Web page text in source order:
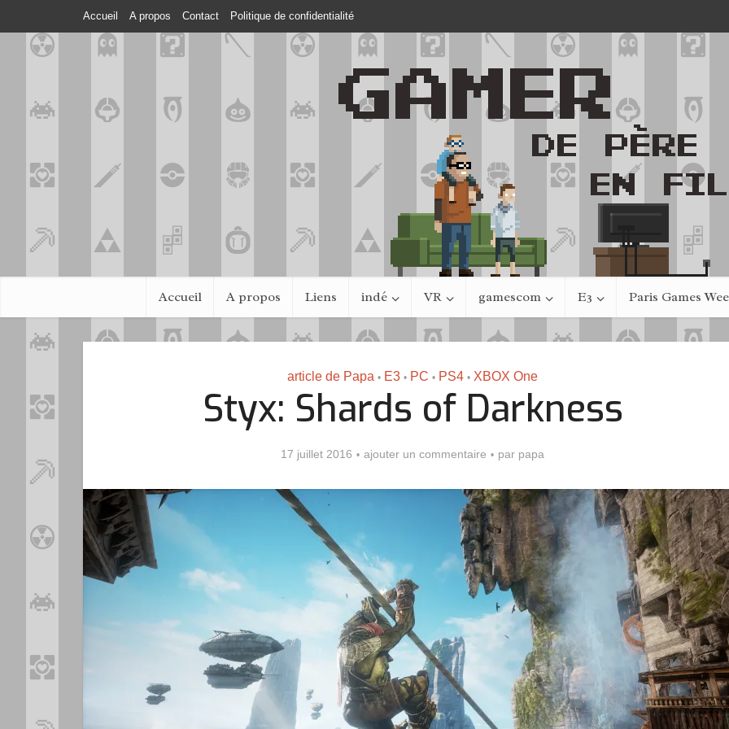
Accueil A propos Contact Politique de confidentialité
Accueil A propos Liens indé VR gamescom E3 Paris Games
article de Papa • E3 • PC • PS4 • XBOX One
Styx: Shards of Darkness
17 juillet 2016 ajouter un commentaire par papa
Looking for Fael
Assassin’s Creed Black